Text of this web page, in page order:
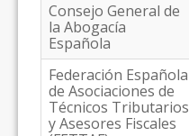
Consejo General de
la Abogacía
Española
Federación Española
de Asociaciones de
Técnicos Tributarios
y Asesores Fiscales